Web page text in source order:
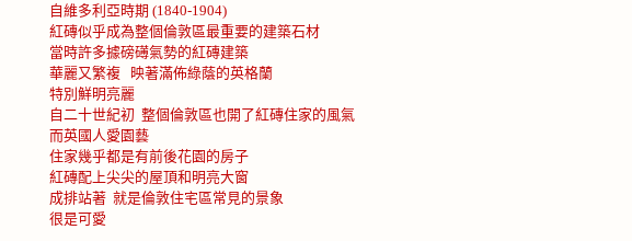
自維多利亞時期 (1840-1904)
紅磚似乎成為整個倫敦區最重要的建築石材
當時許多據磅礡氣勢的紅磚建築
華麗又繁複
映著滿佈綠蔭的英格蘭
特別鮮明亮麗
自二十世紀初 整個倫敦區也開了紅磚住家的風氣
而英國人愛園藝
住家幾乎都是有前後花園的房子
紅磚配上尖尖的屋頂和明亮大窗
成排站著 就是倫敦住宅區常見的景象
很是可愛